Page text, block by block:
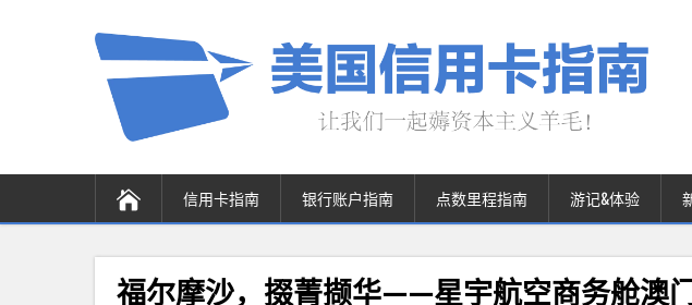
信用卡指南 银行账户指南 点数里程指南 游记&体验
福尔摩沙，掇菁撷华——星宇航空商务舱澳